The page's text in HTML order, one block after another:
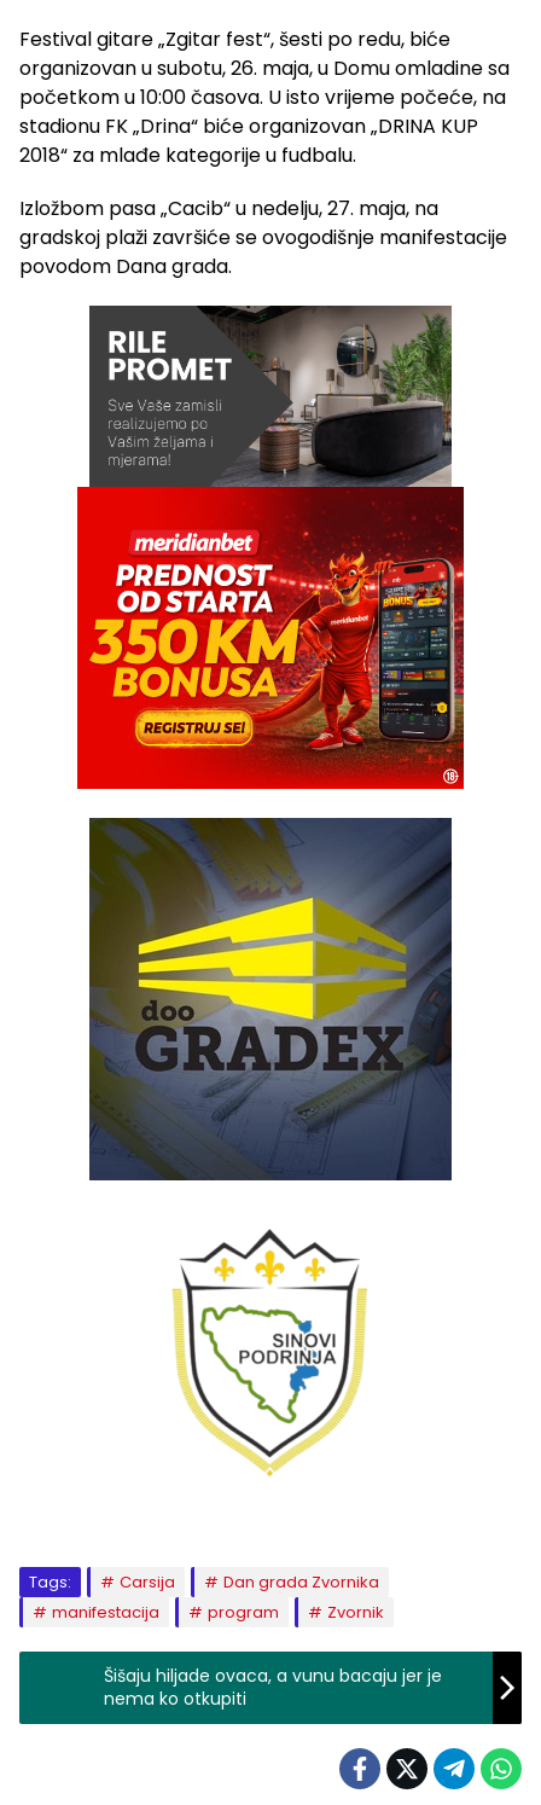
Festival gitare „Zgitar fest“, šesti po redu, biće
organizovan u subotu, 26. maja, u Domu omladine sa
početkom u 10:00 časova. U isto vrijeme počeće, na
stadionu FK „Drina“ biće organizovan „DRINA KUP
2018“ za mlađe kategorije u fudbalu.
Izložbom pasa „Cacib“ u nedelju, 27. maja, na
gradskoj plaži završiće se ovogodišnje manifestacije
povodom Dana grada.
Tags: Carsija
Dan grada Zvornika
manifestacija
program Zvornik
Šišaju hiljade ovaca, a vunu bacaju jer je
nema ko otkupiti